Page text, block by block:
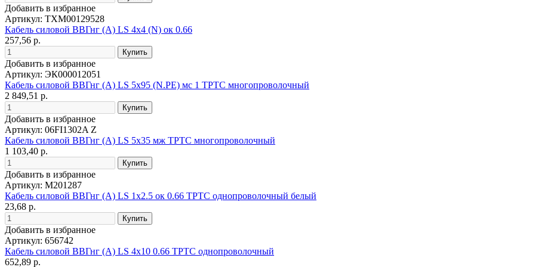
Добавить в избранное
Артикул: ТХМ00129528
Кабель силовой ВВГнг (А) LS 4х4 (N) ок 0.66
257,56 р.
Добавить в избранное
Артикул: ЭК000012051
Кабель силовой ВВГнг (А) LS 5х95 (N.PE) мс 1 ТРТС многопроволочный
2 849,51 р.
Добавить в избранное
Артикул: 06FI1302A Z
Кабель силовой ВВГнг (А) LS 5х35 мж ТРТС многопроволочный
1 103,40 р.
Добавить в избранное
Артикул: М201287
Кабель силовой ВВГнг (А) LS 1х2.5 ок 0.66 ТРТС однопроволочный белый
23,68 р.
Добавить в избранное
Артикул: 656742
Кабель силовой ВВГнг (А) LS 4х10 0.66 ТРТС однопроволочный
652,89 р.